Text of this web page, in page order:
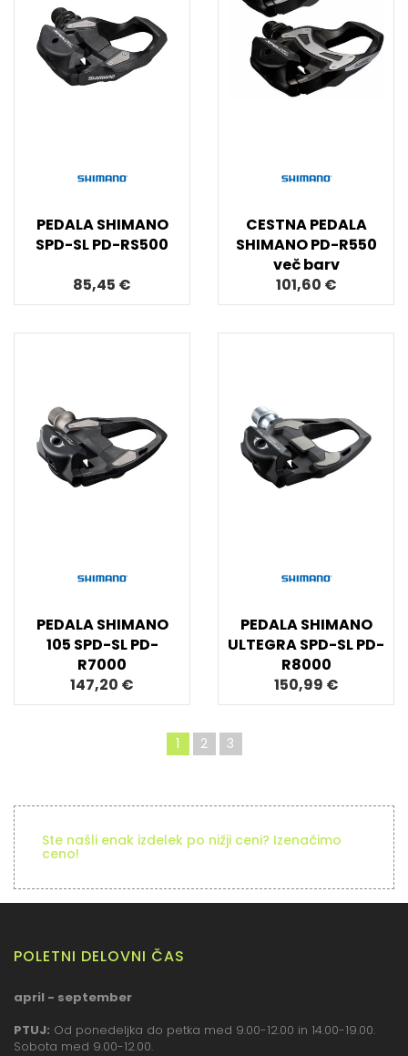
PEDALA SHIMANO
SPD-SL PD-RS500
85,45 €
CESTNA PEDALA
SHIMANO PD-R550
več barv
101,60 €
PEDALA SHIMANO
105 SPD-SL PD-
R7000
147,20 €
PEDALA SHIMANO
ULTEGRA SPD-SL PD-
R8000
150,99 €
1 2 3
Ste našli enak izdelek po nižji ceni? Izenačimo
ceno!
POLETNI DELOVNI ČAS
april - september
PTUJ: Od ponedeljka do petka med 9.00-12.00 in 14.00-19.00.
Sobota med 9.00-12.00.